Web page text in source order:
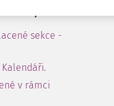
bezplatně:
sekce -
v rámci